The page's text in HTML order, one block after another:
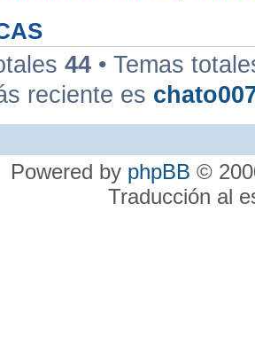
44 • Temas
reciente es
Powered by phpBB ©
Traducción al